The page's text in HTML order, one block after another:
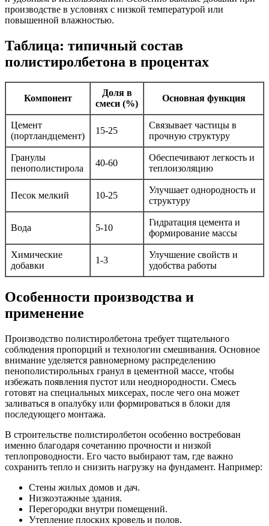
производстве в условиях с низкой температурой или
повышенной влажностью.
Таблица: типичный состав
полистиролбетона в процентах
Компонент
Доля в
смеси (%)
Основная функция
Цемент
(портландцемент)
15-25
Связывает частицы в
прочную структуру
Гранулы
пенополистирола
40-60
Обеспечивают легкость и
теплоизоляцию
Песок мелкий 10-25
Улучшает однородность и
структуру
Вода 5-10
Гидратация цемента и
формирование массы
Химические
добавки
1-3
Улучшение свойств и
удобства работы
Особенности производства и
применение
Производство полистиролбетона требует тщательного
соблюдения пропорций и технологии смешивания. Основное
внимание уделяется равномерному распределению
пенополистирольных гранул в цементной массе, чтобы
избежать появления пустот или неоднородности. Смесь
готовят на специальных миксерах, после чего она может
заливаться в опалубку или формироваться в блоки для
последующего монтажа.
В строительстве полистиролбетон особенно востребован
именно благодаря сочетанию прочности и низкой
теплопроводности. Его часто выбирают там, где важно
сохранить тепло и снизить нагрузку на фундамент. Например:
Стены жилых домов и дач.
Низкоэтажные здания.
Перегородки внутри помещений.
Утепление плоских кровель и полов.